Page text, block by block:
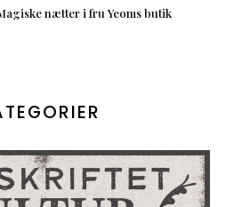
nætter i fru Yeoms butik